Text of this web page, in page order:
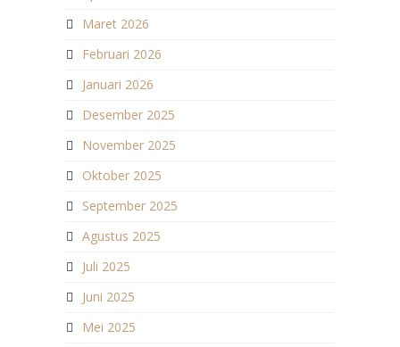
Maret 2026
Februari 2026
Januari 2026
Desember 2025
November 2025
Oktober 2025
September 2025
Agustus 2025
Juli 2025
Juni 2025
Mei 2025